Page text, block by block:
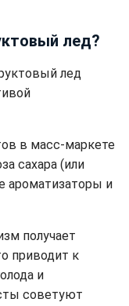
лед?
лед
в масс-маркете
сахара (или
ароматизаторы и
получает
приводит к
и
советуют